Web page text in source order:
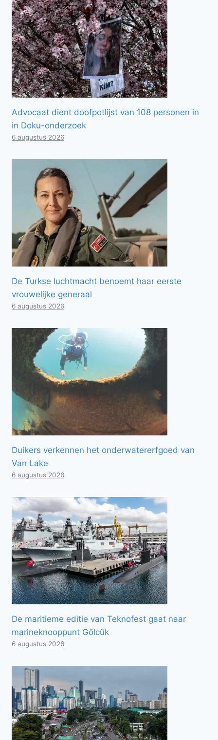
Advocaat dient doofpotlijst van 108 personen in
in Doku-onderzoek
6 augustus 2026
De Turkse luchtmacht benoemt haar eerste
vrouwelijke generaal
6 augustus 2026
Duikers verkennen het onderwatererfgoed van
Van Lake
6 augustus 2026
De maritieme editie van Teknofest gaat naar
marineknooppunt Gölcük
6 augustus 2026